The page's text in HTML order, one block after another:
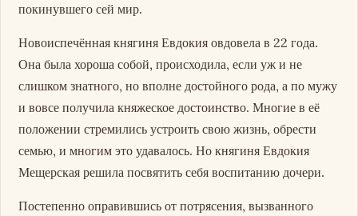
покинувшего сей мир.
Новоиспечённая княгиня Евдокия овдовела в 22 года.
Она была хороша собой, происходила, если уж и не
слишком знатного, но вполне достойного рода, а по мужу
и вовсе получила княжеское достоинство. Многие в её
положении стремились устроить свою жизнь, обрести
семью, и многим это удавалось. Но княгиня Евдокия
Мещерская решила посвятить себя воспитанию дочери.
Постепенно оправившись от потрясения, вызванного